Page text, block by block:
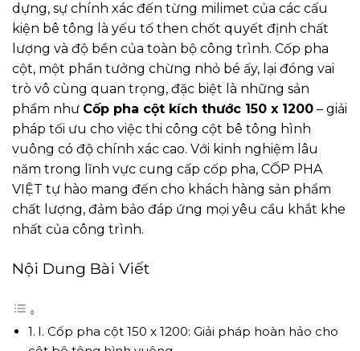
dựng, sự chính xác đến từng milimet của các cấu
kiện bê tông là yếu tố then chốt quyết định chất
lượng và độ bền của toàn bộ công trình. Cốp pha
cột, một phần tưởng chừng nhỏ bé ấy, lại đóng vai
trò vô cùng quan trọng, đặc biệt là những sản
phẩm như Cốp pha cột kích thước 150 x 1200 – giải
pháp tối ưu cho việc thi công cột bê tông hình
vuông có độ chính xác cao. Với kinh nghiệm lâu
năm trong lĩnh vực cung cấp cốp pha, CỐP PHA
VIỆT tự hào mang đến cho khách hàng sản phẩm
chất lượng, đảm bảo đáp ứng mọi yêu cầu khắt khe
nhất của công trình.
Nội Dung Bài Viết
I. Cốp pha cột 150 x 1200: Giải pháp hoàn hảo cho